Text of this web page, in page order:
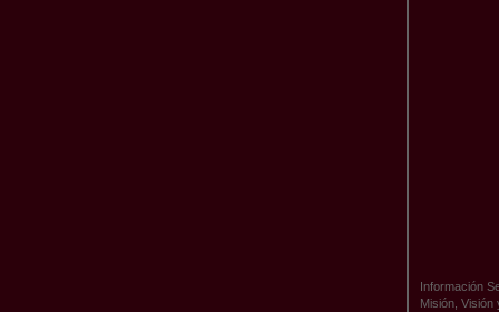
Información
Misión, Visión